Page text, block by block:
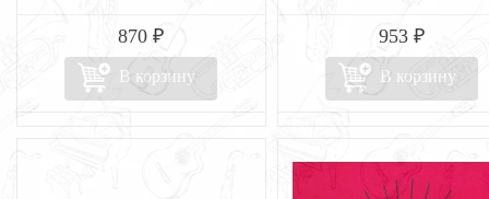
870 ₽
В корзину
953 ₽
В корзину